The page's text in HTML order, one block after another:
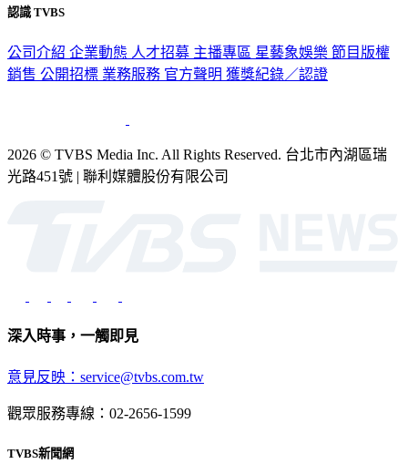
認識 TVBS
公司介紹 企業動態 人才招募 主播專區 星藝象娛樂 節目版權
銷售 公開招標 業務服務 官方聲明 獲獎紀錄／認證
2026 © TVBS Media Inc. All Rights Reserved. 台北市內湖區瑞
光路451號 | 聯利媒體股份有限公司
深入時事，一觸即見
意見反映：service@tvbs.com.tw
觀眾服務專線：02-2656-1599
TVBS新聞網